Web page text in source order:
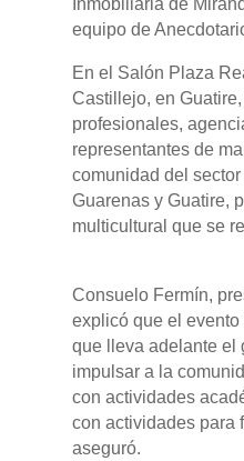
Inmobiliaria de
equipo de
En el Salón Plaza
Castillejo, en
profesionales,
representantes de
comunidad del
Guarenas y Guatire,
multicultural que se
Consuelo Fermín,
explicó que el
que lleva adelante el
impulsar a la
con actividades
con actividades para
aseguró.